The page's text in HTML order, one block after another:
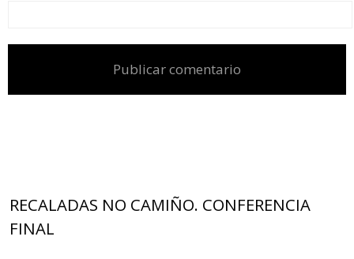
RECALADAS NO CAMIÑO. CONFERENCIA
FINAL